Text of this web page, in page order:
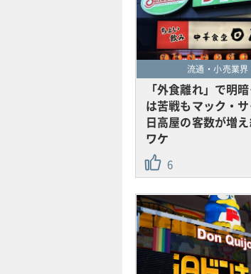
流通・小売業界
「外食離れ」で明
は苦戦もマック・サ
日高屋の客数が増
ワケ
6